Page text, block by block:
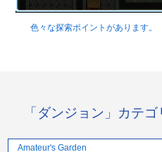
色々な探索ポイントがあります。
「ダンジョン」カテ
Amateur's Garden